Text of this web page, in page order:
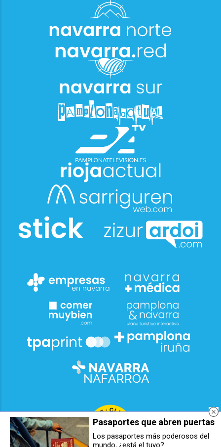
Pasaportes que abren puertas
Los pasaportes más poderosos del
mundo, ¿está el tuyo?